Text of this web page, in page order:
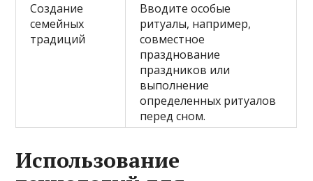
Создание
семейных
традиций
Вводите особые
ритуалы, например,
совместное
празднование
праздников или
выполнение
определенных ритуалов
перед сном.
Использование